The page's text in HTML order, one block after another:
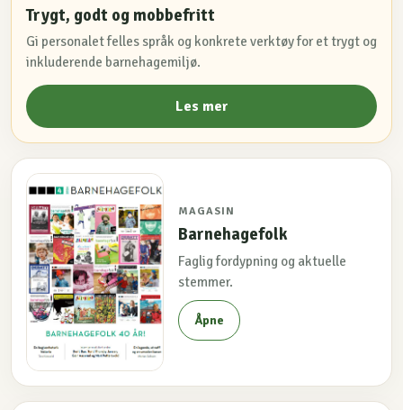
Trygt, godt og mobbefritt
Gi personalet felles språk og konkrete verktøy for et trygt og
inkluderende barnehagemiljø.
Les mer
MAGASIN
Barnehagefolk
Faglig fordypning og aktuelle
stemmer.
Åpne